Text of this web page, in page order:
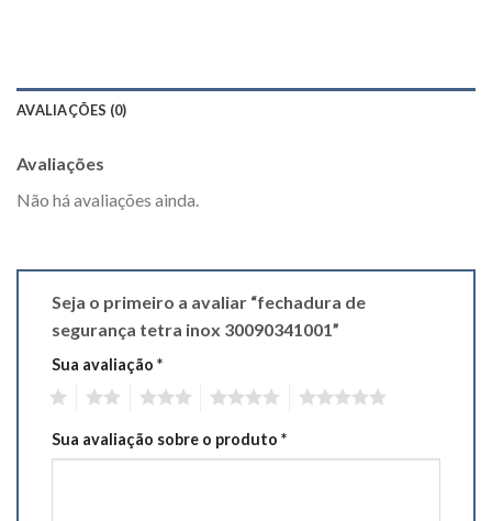
AVALIAÇÕES (0)
Avaliações
Não há avaliações ainda.
Seja o primeiro a avaliar “fechadura de
segurança tetra inox 30090341001”
Sua avaliação *
Sua avaliação sobre o produto *